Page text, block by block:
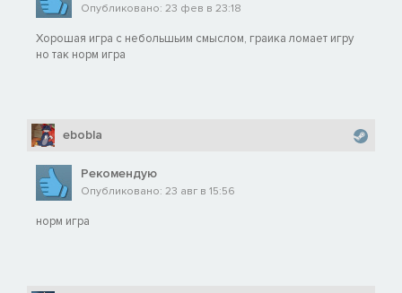
Опубликовано: 23 фев в 23:18
Хорошая игра с небольшьим смыслом, граика ломает игру
но так норм игра
ebobla
Рекомендую
Опубликовано: 23 авг в 15:56
норм игра